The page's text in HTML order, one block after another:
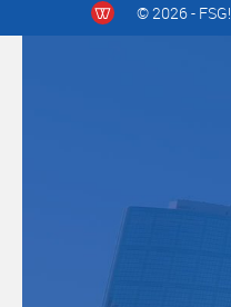
© 2026 - FSG!